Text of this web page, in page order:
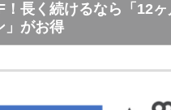
！長く続けるなら「12ヶ
」がお得